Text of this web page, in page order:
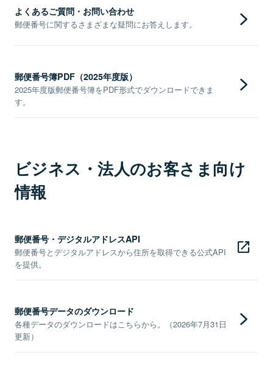
よくあるご質問・お問い合わせ
郵便番号に関するさまざまな疑問にお答えします。
郵便番号簿PDF（2025年度版）
2025年度版郵便番号簿をPDF形式でダウンロードできま
す。
ビジネス・法人のお客さま向け
情報
郵便番号・デジタルアドレスAPI
郵便番号とデジタルアドレスから住所を取得できる公式API
を提供。
郵便番号データのダウンロード
各種データのダウンロードはこちらから。（2026年7月31日
更新）